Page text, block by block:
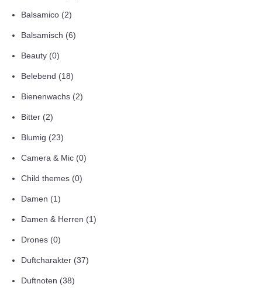
Balsamico (2)
Balsamisch (6)
Beauty (0)
Belebend (18)
Bienenwachs (2)
Bitter (2)
Blumig (23)
Camera & Mic (0)
Child themes (0)
Damen (1)
Damen & Herren (1)
Drones (0)
Duftcharakter (37)
Duftnoten (38)